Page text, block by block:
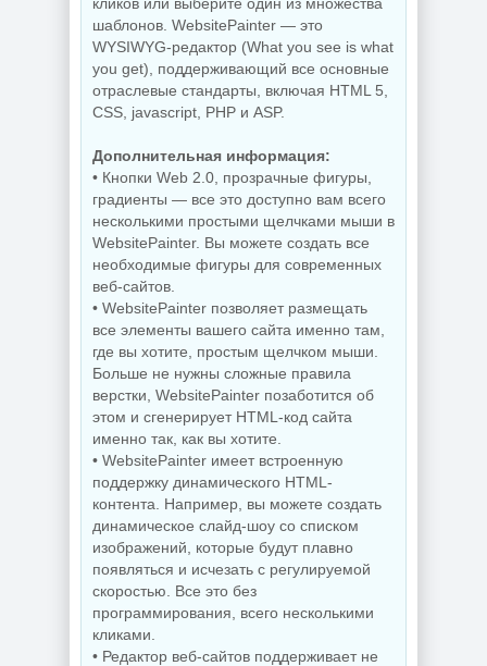
шаблонов. WebsitePainter — это
WYSIWYG-редактор (What you see is what
you get), поддерживающий все основные
отраслевые стандарты, включая HTML 5,
CSS, jаvascript, PHP и ASP.
Дополнительная информация:
• Кнопки Web 2.0, прозрачные фигуры,
градиенты — все это доступно вам всего
несколькими простыми щелчками мыши в
WebsitePainter. Вы можете создать все
необходимые фигуры для современных
веб-сайтов.
• WebsitePainter позволяет размещать
все элементы вашего сайта именно там,
где вы хотите, простым щелчком мыши.
Больше не нужны сложные правила
верстки, WebsitePainter позаботится об
этом и сгенерирует HTML-код сайта
именно так, как вы хотите.
• WebsitePainter имеет встроенную
поддержку динамического HTML-
контента. Например, вы можете создать
динамическое слайд-шоу со списком
изображений, которые будут плавно
появляться и исчезать с регулируемой
скоростью. Все это без
программирования, всего несколькими
кликами.
• Редактор веб-сайтов поддерживает не